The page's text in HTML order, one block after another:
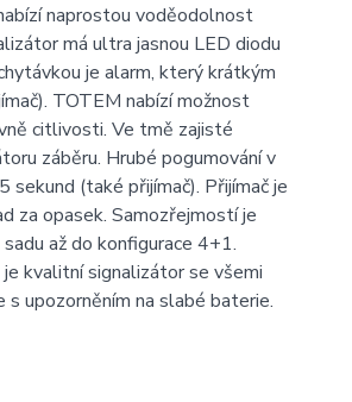
naprostou voděodolnost
má ultra jasnou LED diodu
je alarm, který krátkým
TOTEM nabízí možnost
citlivosti. Ve tmě zajisté
záběru. Hrubé pogumování v
(také přijímač). Přijímač je
za opasek. Samozřejmostí je
až do konfigurace 4+1.
kvalitní signalizátor se všemi
upozorněním na slabé baterie.